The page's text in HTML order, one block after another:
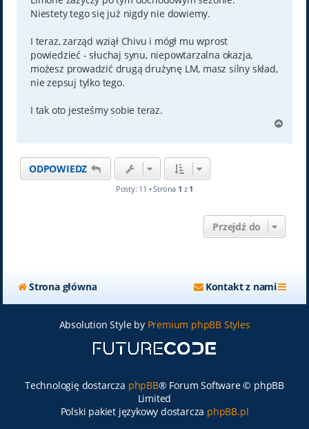
Niestety tego się już nigdy nie dowiemy.
I teraz, zarząd wziął Chivu i mógł mu wprost
powiedzieć - słuchaj synu, niepowtarzalna okazja,
możesz prowadzić drugą drużynę LM, masz silny skład,
nie zepsuj tylko tego.
I tak oto jesteśmy sobie teraz.
g
ODPOWIEDZ
Posty: 11 • Strona 1 z 1
Przejdź do
Strona główna Kontakt z nami
Absolution Style by Premium phpBB Styles
Technologię dostarcza phpBB® Forum Software © phpBB
Limited
Polski pakiet językowy dostarcza phpBB.pl